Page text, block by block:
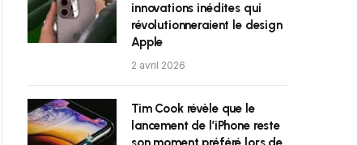
innovations inédites qui
révolutionneraient le design
Apple
2 avril 2026
Tim Cook révèle que le
lancement de l’iPhone reste